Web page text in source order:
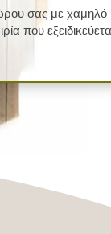
σας με χαμηλό
που